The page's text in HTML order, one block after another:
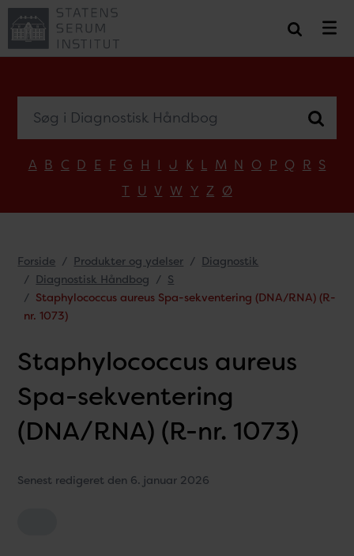
A B C D E F G H I J K L M N O P Q R S
T U V W Y Z Ø
Forside Produkter og ydelser
Diagnostik
Diagnostisk Håndbog
S
Staphylococcus aureus Spa-sekventering (DNA/RNA) (R-
nr. 1073)
Staphylococcus aureus
Spa-sekventering
(DNA/RNA) (R-nr. 1073)
Senest redigeret den 6. januar 2026